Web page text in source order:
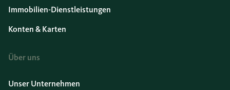
Immobilien-Dienstleistungen
Konten & Karten
Über uns
Unser Unternehmen